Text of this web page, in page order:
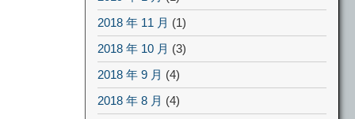
2018 年 11 月 (1)
2018 年 10 月 (3)
2018 年 9 月 (4)
2018 年 8 月 (4)